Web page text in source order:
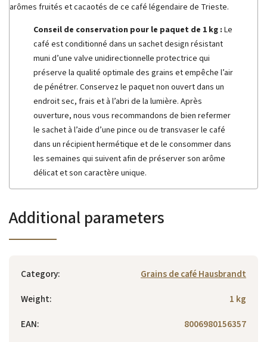
arômes fruités et cacaotés de ce café légendaire de Trieste.
Conseil de conservation pour le paquet de 1 kg : Le
café est conditionné dans un sachet design résistant
muni d’une valve unidirectionnelle protectrice qui
préserve la qualité optimale des grains et empêche l’air
de pénétrer. Conservez le paquet non ouvert dans un
endroit sec, frais et à l’abri de la lumière. Après
ouverture, nous vous recommandons de bien refermer
le sachet à l’aide d’une pince ou de transvaser le café
dans un récipient hermétique et de le consommer dans
les semaines qui suivent afin de préserver son arôme
délicat et son caractère unique.
Additional parameters
Category:
Grains de café Hausbrandt
Weight:
1 kg
EAN: 8006980156357